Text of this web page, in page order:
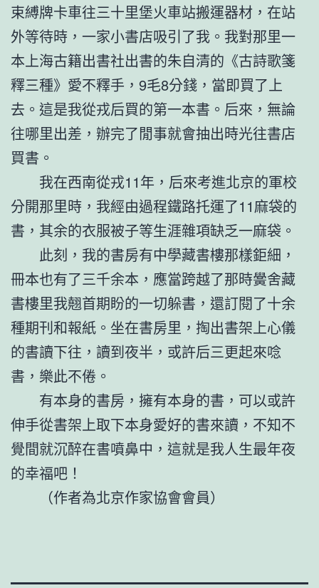
束縛牌卡車往三十里堡火車站搬運器材，在站
外等待時，一家小書店吸引了我。我對那里一
本上海古籍出書社出書的朱自清的《古詩歌箋
釋三種》愛不釋手，9毛8分錢，當即買了上
去。這是我從戎后買的第一本書。后來，無論
往哪里出差，辦完了閒事就會抽出時光往書店
買書。
我在西南從戎11年，后來考進北京的軍校
分開那里時，我經由過程鐵路托運了11麻袋的
書，其余的衣服被子等生涯雜項缺乏一麻袋。
此刻，我的書房有中學藏書樓那樣鉅細，
冊本也有了三千余本，應當跨越了那時黌舍藏
書樓里我翹首期盼的一切躲書，還訂閱了十余
種期刊和報紙。坐在書房里，掏出書架上心儀
的書讀下往，讀到夜半，或許后三更起來唸
書，樂此不倦。
有本身的書房，擁有本身的書，可以或許
伸手從書架上取下本身愛好的書來讀，不知不
覺間就沉醉在書噴鼻中，這就是我人生最年夜
的幸福吧！
（作者為北京作家協會會員）